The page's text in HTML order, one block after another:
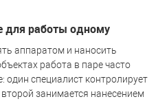
для работы одному
аппаратом и наносить
работа в паре часто
один специалист контролирует
занимается нанесением